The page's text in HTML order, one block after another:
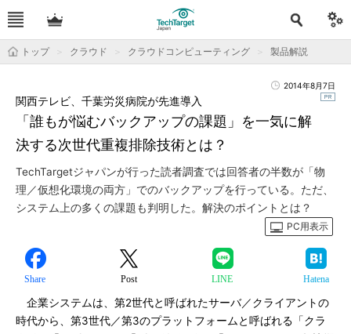
トップ クラウド クラウドコンピューティング 製品解説
2014年8月7日
「誰もが悩むバックアップの課題」を一気に解
決する次世代重複排除技術とは？
関西テレビ、千葉労災病院が先進導入
TechTargetジャパンが行った読者調査では回答者の半数が「物
理／仮想化環境の両方」でのバックアップを行っている。ただ、
システム上の多くの課題も判明した。解決のポイントとは？
PC用表示
Share Post LINE Hatena
企業システムは、第2世代と呼ばれたサーバ／クライアントの
時代から、第3世代／第3のプラットフォームと呼ばれる「クラ